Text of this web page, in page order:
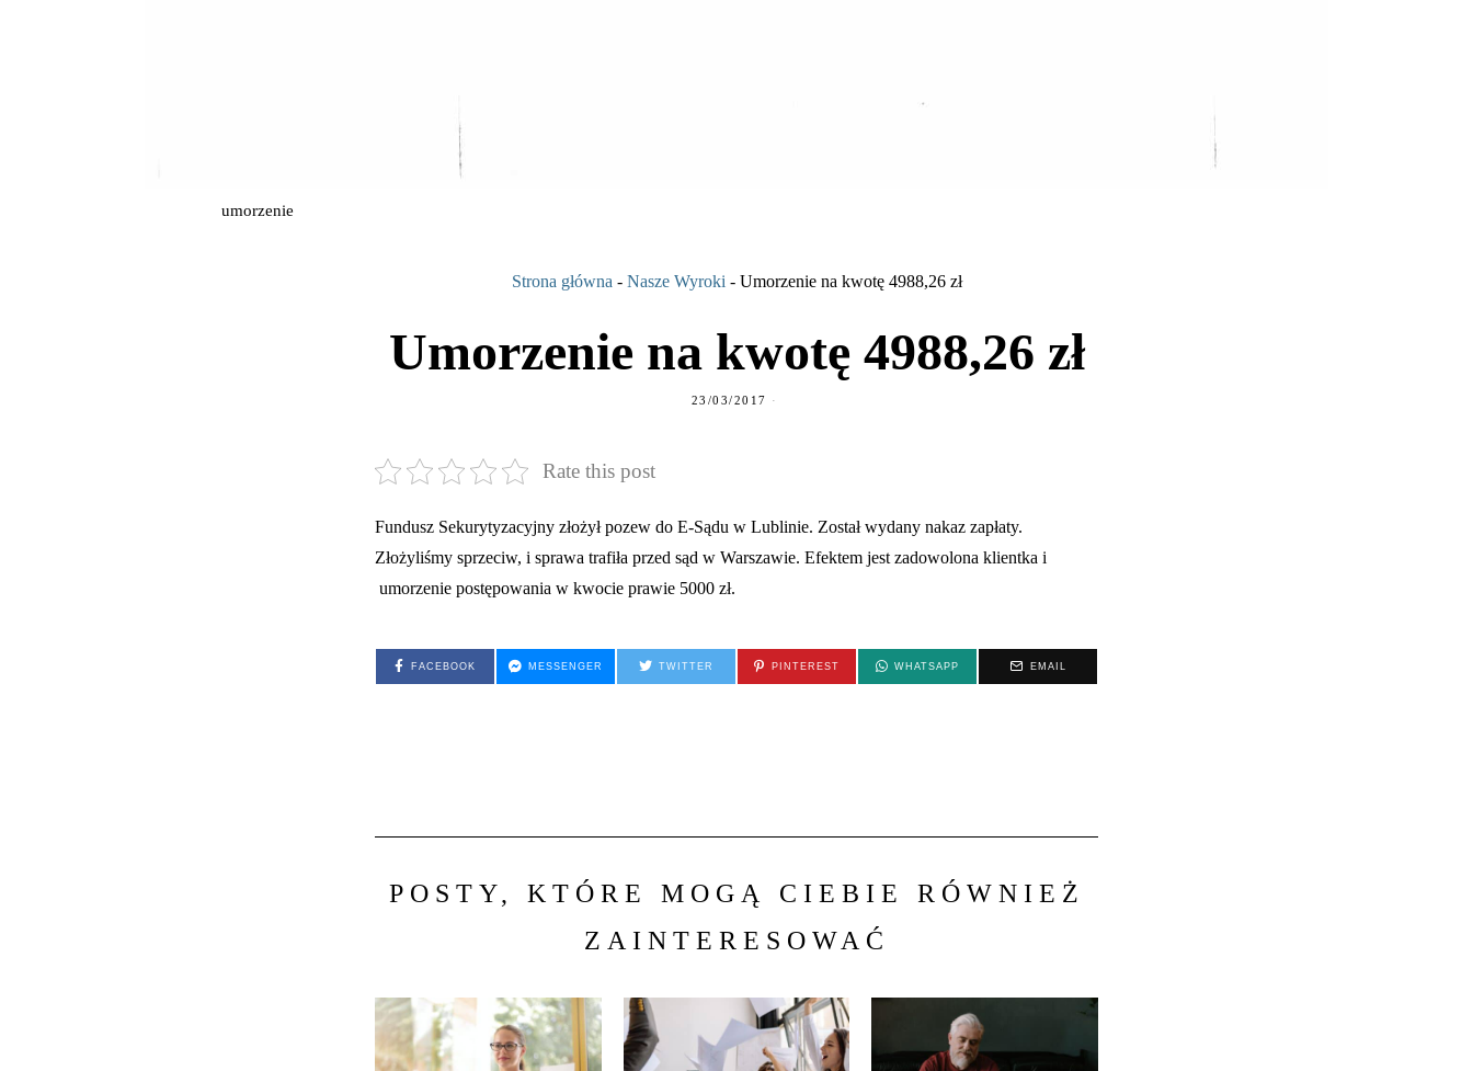
umorzenie
Strona główna - Nasze Wyroki - Umorzenie na kwotę 4988,26 zł
Umorzenie na kwotę 4988,26 zł
23/03/2017
Rate this post
Fundusz Sekurytyzacyjny złożył pozew do E-Sądu w Lublinie. Został wydany nakaz zapłaty.
Złożyliśmy sprzeciw, i sprawa trafiła przed sąd w Warszawie. Efektem jest zadowolona klientka i
umorzenie postępowania w kwocie prawie 5000 zł.
FACEBOOK MESSENGER TWITTER PINTEREST WHATSAPP EMAIL
POSTY, KTÓRE MOGĄ CIEBIE RÓWNIEŻ
ZAINTERESOWAĆ